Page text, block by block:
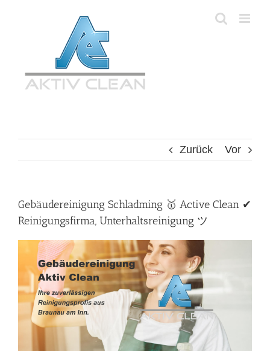
Zurück Vor
Gebäudereinigung Schladming 🥇 Active Clean ✔
Reinigungsfirma, Unterhaltsreinigung ツ